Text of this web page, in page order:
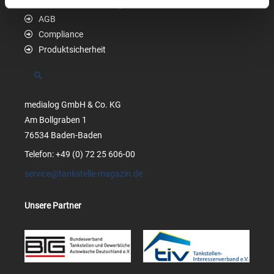
AGB
Compliance
Produktsicherheit
Suchen
medialog GmbH & Co. KG
Am Bollgraben 1
76534 Baden-Baden
Telefon: +49 (0) 72 25 606-00
service@tankstelle-magazin.de
Unsere Partner